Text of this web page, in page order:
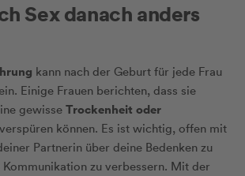
Sex danach anders
kann nach der Geburt für jede Frau
Einige Frauen berichten, dass sie
gewisse Trockenheit oder
verspüren können. Es ist wichtig, offen mit
Partnerin über deine Bedenken zu
zu verbessern. Mit der